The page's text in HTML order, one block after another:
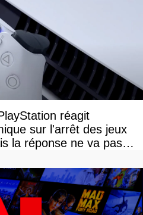
réagit
sur l'arrêt des jeux
la réponse ne va pas